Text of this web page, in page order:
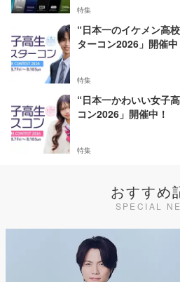
特集
“日本一のイケメン高
ターコン2026」開催中
特集
“日本一かわいい女子
コン2026」開催中！
特集
おすすめ
SPECIAL